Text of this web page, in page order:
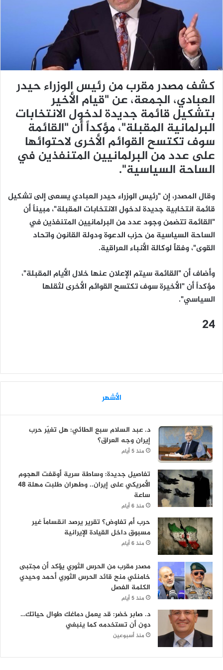
ر
و
ن
كشف مصدر مقرب من رئيس الوزراء حيدر
العبادي، الجمعة، عن "قيام الأخير
بتشكيل قائمة جديدة لدخول الانتخابات
البرلمانية المقبلة"، مؤكداً أن "القائمة
سوف تكتسح القوائم الأخرى لاحتوائها
على عدد من البرلمانيين المتنفذين في
الساحة السياسية".
وقال المصدر، إن "رئيس الوزراء حيدر العبادي يسعى إلى تشكيل
قائمة انتخابية جديدة لدخول الانتخابات المقبلة"، مبيناً أن
"القائمة تتضمن وجود عدد من البرلمانيين المتنفذين في
الساحة السياسية من حزب الدعوة ودولة القانون واتحاد
القوى"، وفقاًَ لوكالة الأنباء العراقية.
وأضاف أن "القائمة سيتم الإعلان عنها خلال الأيام المقبلة"،
مؤكداً أن "الأخيرة سوف تكتسح القوائم الأخرى لثقلها
السياسي".
24
الأشهر
د. عبد السلام سبع الطائي: هل تغيّر حرب
إيران وجه العراق؟
منذ 5 أيام
تفاصيل جديدة: وساطة سرية أوقفت الهجوم
الأمريكي على إيران.. وطهران طلبت مهلة 48
ساعة
منذ 6 أيام
حرب أم تفاوض؟ تقرير يرصد انقساماً غير
مسبوق داخل القيادة الإيرانية
منذ 6 أيام
مصدر مقرب من الحرس الثوري يؤكد أن مجتبى
خامنئي منح قائد الحرس الثوري أحمد وحيدي
الكلمة الفصل
منذ 5 أيام
د. صابر خضر: قد يعمل دماغك طوال حياتك…
دون أن تستخدمه كما ينبغي
منذ أسبوعين